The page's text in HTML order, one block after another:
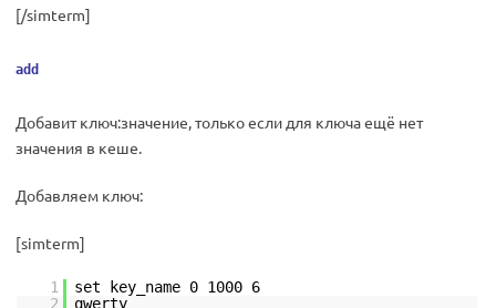
[/simterm]
add
Добавит ключ:значение, только если для ключа ещё нет
значения в кеше.
Добавляем ключ:
[simterm]
1
set key_name 0 1000 6
2
qwerty